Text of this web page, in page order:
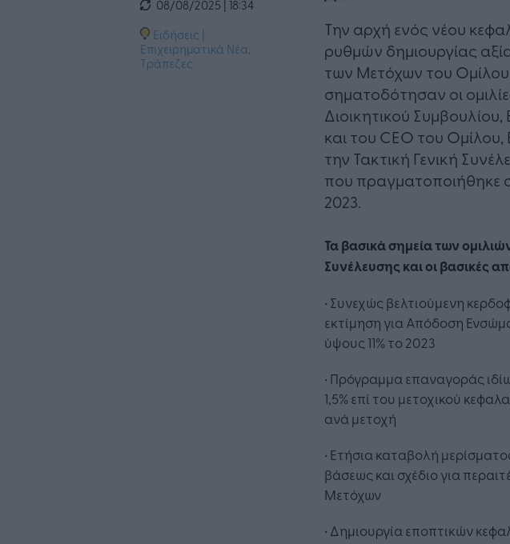
08/08/2025 | 18:34
Ειδήσεις |
Επιχειρηματικά Νέα,
Τράπεζες
Την αρχή ενός νέου
ρυθμών δημιουργίας
των Μετόχων του
σηματοδότησαν οι
Διοικητικού
και του CEO του
την Τακτική Γενική
που πραγματοποιήθηκε
2023.
Τα βασικά σημεία των
Συνέλευσης και οι βασικές
• Συνεχώς βελτιούμενη
εκτίμηση για Απόδοση
ύψους 11% το 2023
• Πρόγραμμα επαναγοράς
1,5% επί του μετοχικού
ανά μετοχή
• Ετήσια καταβολή
βάσεως και σχέδιο για
Μετόχων
• Δημιουργία εποπτικών